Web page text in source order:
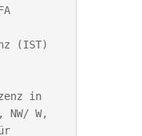
(IST)
in
W,